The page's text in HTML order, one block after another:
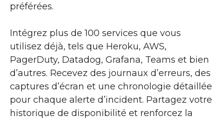
préférées.
Intégrez plus de 100 services que vous
utilisez déjà, tels que Heroku, AWS,
PagerDuty, Datadog, Grafana, Teams et bien
d’autres. Recevez des journaux d’erreurs, des
captures d’écran et une chronologie détaillée
pour chaque alerte d’incident. Partagez votre
historique de disponibilité et renforcez la